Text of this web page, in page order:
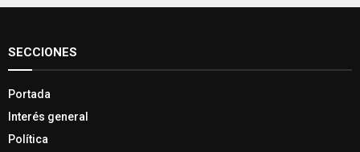
SECCIONES
Portada
Interés general
Política